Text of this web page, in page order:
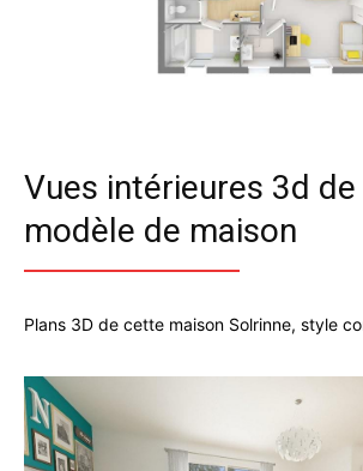
Vues intérieures 3d de
modèle de maison
Plans 3D de cette maison Solrinne, style